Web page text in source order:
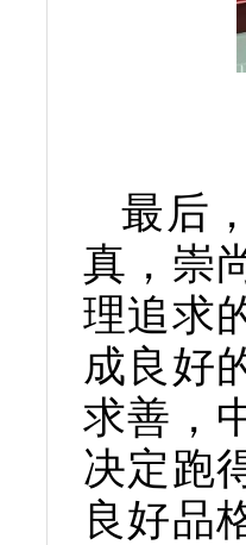
最后
真，崇
理追求
成良好
求善，
决定跑
良好品